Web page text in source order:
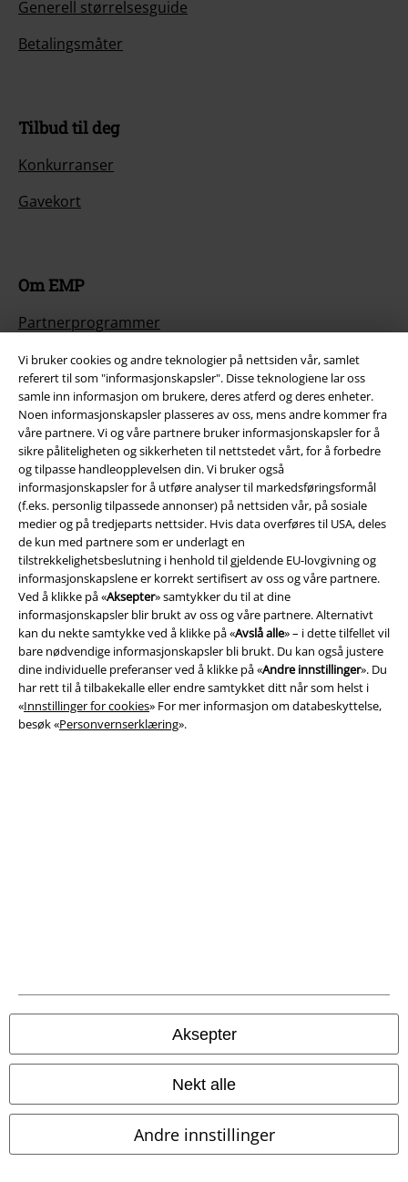
Vi bruker cookies og andre teknologier på nettsiden vår, samlet
referert til som "informasjonskapsler". Disse teknologiene lar oss
samle inn informasjon om brukere, deres atferd og deres enheter.
Noen informasjonskapsler plasseres av oss, mens andre kommer fra
våre partnere. Vi og våre partnere bruker informasjonskapsler for å
sikre påliteligheten og sikkerheten til nettstedet vårt, for å forbedre
og tilpasse handleopplevelsen din. Vi bruker også
informasjonskapsler for å utføre analyser til markedsføringsformål
(f.eks. personlig tilpassede annonser) på nettsiden vår, på sosiale
medier og på tredjeparts nettsider. Hvis data overføres til USA, deles
de kun med partnere som er underlagt en
tilstrekkelighetsbeslutning i henhold til gjeldende EU-lovgivning og
informasjonskapslene er korrekt sertifisert av oss og våre partnere.
Ved å klikke på «Aksepter» samtykker du til at dine
informasjonskapsler blir brukt av oss og våre partnere. Alternativt
kan du nekte samtykke ved å klikke på «Avslå alle» – i dette tilfellet vil
bare nødvendige informasjonskapsler bli brukt. Du kan også justere
dine individuelle preferanser ved å klikke på «Andre innstillinger». Du
har rett til å tilbakekalle eller endre samtykket ditt når som helst i
«Innstillinger for cookies» For mer informasjon om databeskyttelse,
besøk «Personvernserklæring».
Aksepter
Nekt alle
Andre innstillinger
Generell størrelsesguide
Betalingsmåter
Tilbud til deg
Konkurranser
Gavekort
Om EMP
Partnerprogrammer
Bærekraftighet
Community
Betalingsmåter
A Warner Music Group Company